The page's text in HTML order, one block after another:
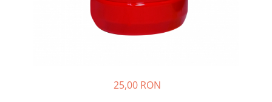
Oferte pentru Camere Senzoriale
Creativitate si indemanare
25,00 RON